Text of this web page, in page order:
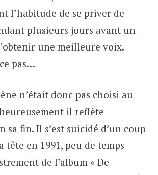
l’habitude de se priver de
plusieurs jours avant un
une meilleure voix.
pas…
n’était donc pas choisi au
il reflète
sa fin. Il s’est suicidé d’un coup
tête en 1991, peu de temps
de l’album « De